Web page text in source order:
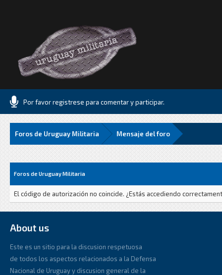
Por favor registrese para comentar y participar.
Foros de Uruguay Militaria Mensaje del foro
Foros de Uruguay Militaria
El código de autorización no coincide. ¿Estás accediendo
About us
Este es un sitio para la discusion respetuosa
de todos los aspectos relacionados a la Defensa
Nacional de Uruguay y discusion general de la